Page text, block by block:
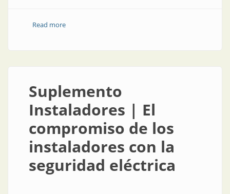
Read moreabout Nota técnica | Conexiones sin rosca
Suplemento
Instaladores | El
compromiso de los
instaladores con la
seguridad eléctrica